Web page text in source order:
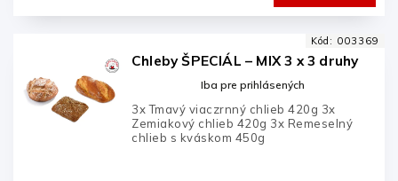
Chleby ŠPECIÁL – MIX 3 x 3 druhy
Iba pre prihlásených
3x Tmavý viaczrnný chlieb 420g 3x
Zemiakový chlieb 420g 3x Remeselný
chlieb s kváskom 450g
Kód: 003369